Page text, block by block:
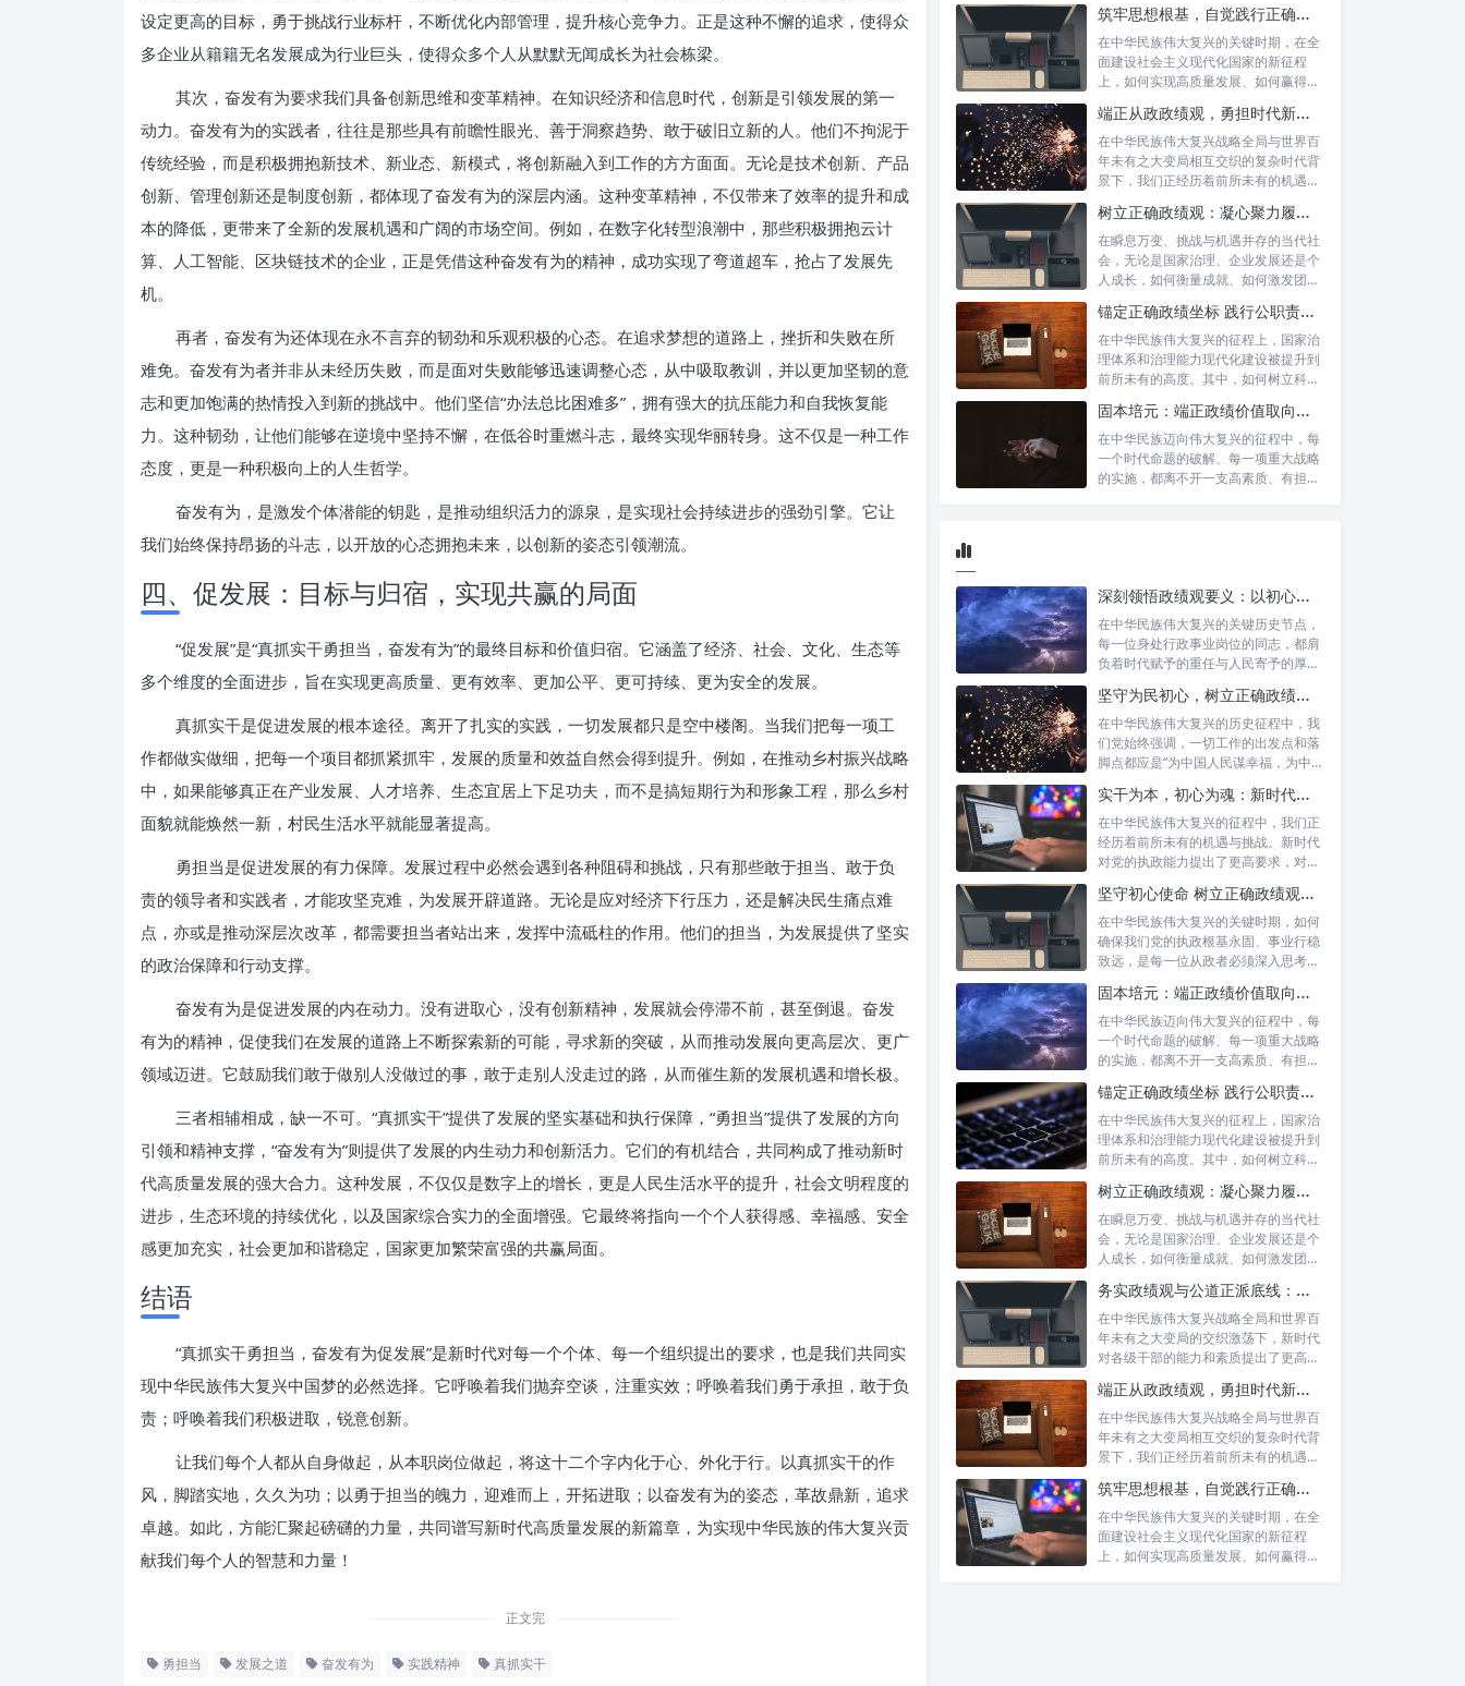
设定更高的目标，勇于挑战行业标杆，不断优化内部管理，提升核心竞争力。正是这种不懈的追求，使得众
多企业从籍籍无名发展成为行业巨头，使得众多个人从默默无闻成长为社会栋梁。
其次，奋发有为要求我们具备创新思维和变革精神。在知识经济和信息时代，创新是引领发展的第一
动力。奋发有为的实践者，往往是那些具有前瞻性眼光、善于洞察趋势、敢于破旧立新的人。他们不拘泥于
传统经验，而是积极拥抱新技术、新业态、新模式，将创新融入到工作的方方面面。无论是技术创新、产品
创新、管理创新还是制度创新，都体现了奋发有为的深层内涵。这种变革精神，不仅带来了效率的提升和成
本的降低，更带来了全新的发展机遇和广阔的市场空间。例如，在数字化转型浪潮中，那些积极拥抱云计
算、人工智能、区块链技术的企业，正是凭借这种奋发有为的精神，成功实现了弯道超车，抢占了发展先
机。
再者，奋发有为还体现在永不言弃的韧劲和乐观积极的心态。在追求梦想的道路上，挫折和失败在所
难免。奋发有为者并非从未经历失败，而是面对失败能够迅速调整心态，从中吸取教训，并以更加坚韧的意
志和更加饱满的热情投入到新的挑战中。他们坚信“办法总比困难多”，拥有强大的抗压能力和自我恢复能
力。这种韧劲，让他们能够在逆境中坚持不懈，在低谷时重燃斗志，最终实现华丽转身。这不仅是一种工作
态度，更是一种积极向上的人生哲学。
奋发有为，是激发个体潜能的钥匙，是推动组织活力的源泉，是实现社会持续进步的强劲引擎。它让
我们始终保持昂扬的斗志，以开放的心态拥抱未来，以创新的姿态引领潮流。
四、促发展：目标与归宿，实现共赢的局面
“促发展”是“真抓实干勇担当，奋发有为”的最终目标和价值归宿。它涵盖了经济、社会、文化、生态等
多个维度的全面进步，旨在实现更高质量、更有效率、更加公平、更可持续、更为安全的发展。
真抓实干是促进发展的根本途径。离开了扎实的实践，一切发展都只是空中楼阁。当我们把每一项工
作都做实做细，把每一个项目都抓紧抓牢，发展的质量和效益自然会得到提升。例如，在推动乡村振兴战略
中，如果能够真正在产业发展、人才培养、生态宜居上下足功夫，而不是搞短期行为和形象工程，那么乡村
面貌就能焕然一新，村民生活水平就能显著提高。
勇担当是促进发展的有力保障。发展过程中必然会遇到各种阻碍和挑战，只有那些敢于担当、敢于负
责的领导者和实践者，才能攻坚克难，为发展开辟道路。无论是应对经济下行压力，还是解决民生痛点难
点，亦或是推动深层次改革，都需要担当者站出来，发挥中流砥柱的作用。他们的担当，为发展提供了坚实
的政治保障和行动支撑。
奋发有为是促进发展的内在动力。没有进取心，没有创新精神，发展就会停滞不前，甚至倒退。奋发
有为的精神，促使我们在发展的道路上不断探索新的可能，寻求新的突破，从而推动发展向更高层次、更广
领域迈进。它鼓励我们敢于做别人没做过的事，敢于走别人没走过的路，从而催生新的发展机遇和增长极。
三者相辅相成，缺一不可。“真抓实干”提供了发展的坚实基础和执行保障，“勇担当”提供了发展的方向
引领和精神支撑，“奋发有为”则提供了发展的内生动力和创新活力。它们的有机结合，共同构成了推动新时
代高质量发展的强大合力。这种发展，不仅仅是数字上的增长，更是人民生活水平的提升，社会文明程度的
进步，生态环境的持续优化，以及国家综合实力的全面增强。它最终将指向一个个人获得感、幸福感、安全
感更加充实，社会更加和谐稳定，国家更加繁荣富强的共赢局面。
结语
“真抓实干勇担当，奋发有为促发展”是新时代对每一个个体、每一个组织提出的要求，也是我们共同实
现中华民族伟大复兴中国梦的必然选择。它呼唤着我们抛弃空谈，注重实效；呼唤着我们勇于承担，敢于负
责；呼唤着我们积极进取，锐意创新。
让我们每个人都从自身做起，从本职岗位做起，将这十二个字内化于心、外化于行。以真抓实干的作
风，脚踏实地，久久为功；以勇于担当的魄力，迎难而上，开拓进取；以奋发有为的姿态，革故鼎新，追求
卓越。如此，方能汇聚起磅礴的力量，共同谱写新时代高质量发展的新篇章，为实现中华民族的伟大复兴贡
献我们每个人的智慧和力量！
正文完
勇担当 发展之道 奋发有为 实践精神 真抓实干
筑牢思想根基，自觉践行正确政绩观：以实绩赢得民心，以担当开创未来
在中华民族伟大复兴的关键时期，在全
面建设社会主义现代化国家的新征程
上，如何实现高质量发展、如何赢得人
端正从政政绩观，勇担时代新使命：新征程上的责任与担当
在中华民族伟大复兴战略全局与世界百
年未有之大变局相互交织的复杂时代背
景下，我们正经历着前所未有的机遇与
树立正确政绩观：凝心聚力履职尽责的根本保障与实践路径
在瞬息万变、挑战与机遇并存的当代社
会，无论是国家治理、企业发展还是个
人成长，如何衡量成就、如何激发团队
锚定正确政绩坐标 践行公职责任担当：新时代国家治理的基石
在中华民族伟大复兴的征程上，国家治
理体系和治理能力现代化建设被提升到
前所未有的高度。其中，如何树立科学
固本培元：端正政绩价值取向，永葆为民服务初心
在中华民族迈向伟大复兴的征程中，每
一个时代命题的破解、每一项重大战略
的实施，都离不开一支高素质、有担当
深刻领悟政绩观要义：以初心坚守铸就人民满意政绩
在中华民族伟大复兴的关键历史节点，
每一位身处行政事业岗位的同志，都肩
负着时代赋予的重任与人民寄予的厚
坚守为民初心，树立正确政绩观：新时代高质量发展的精神坐标
在中华民族伟大复兴的历史征程中，我
们党始终强调，一切工作的出发点和落
脚点都应是“为中国人民谋幸福，为中华
实干为本，初心为魂：新时代政绩观的深度践行与为民服务
在中华民族伟大复兴的征程中，我们正
经历着前所未有的机遇与挑战。新时代
对党的执政能力提出了更高要求，对各
坚守初心使命 树立正确政绩观：新时代为政者的高度自觉与担当
在中华民族伟大复兴的关键时期，如何
确保我们党的执政根基永固、事业行稳
致远，是每一位从政者必须深入思考的
固本培元：端正政绩价值取向，永葆为民服务初心
在中华民族迈向伟大复兴的征程中，每
一个时代命题的破解、每一项重大战略
的实施，都离不开一支高素质、有担当
锚定正确政绩坐标 践行公职责任担当：新时代国家治理的基石
在中华民族伟大复兴的征程上，国家治
理体系和治理能力现代化建设被提升到
前所未有的高度。其中，如何树立科学
树立正确政绩观：凝心聚力履职尽责的根本保障与实践路径
在瞬息万变、挑战与机遇并存的当代社
会，无论是国家治理、企业发展还是个
人成长，如何衡量成就、如何激发团队
务实政绩观与公道正派底线：新时代干部担当作为的“压舱石”
在中华民族伟大复兴战略全局和世界百
年未有之大变局的交织激荡下，新时代
对各级干部的能力和素质提出了更高要
端正从政政绩观，勇担时代新使命：新征程上的责任与担当
在中华民族伟大复兴战略全局与世界百
年未有之大变局相互交织的复杂时代背
景下，我们正经历着前所未有的机遇与
筑牢思想根基，自觉践行正确政绩观：以实绩赢得民心，以担当开创未来
在中华民族伟大复兴的关键时期，在全
面建设社会主义现代化国家的新征程
上，如何实现高质量发展、如何赢得人